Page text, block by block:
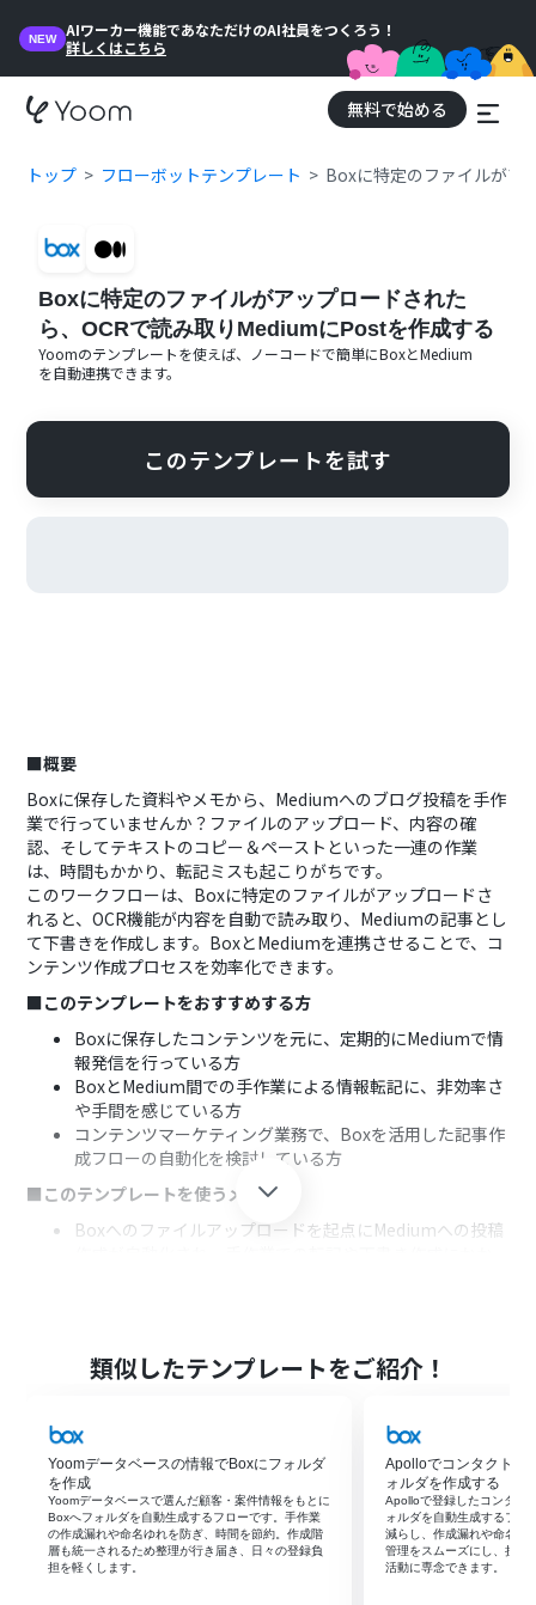
NEW
AIワーカー機能であなただけのAI社員をつくろう！
詳しくはこちら
無料で始める
トップ フローボットテンプレート Boxに特定のファイルがア
Boxに特定のファイルがアップロードされた
ら、OCRで読み取りMediumにPostを作成する
Yoomのテンプレートを使えば、ノーコードで簡単にBoxとMedium
を自動連携できます。
このテンプレートを試す
■概要
Boxに保存した資料やメモから、Mediumへのブログ投稿を手作
業で行っていませんか？ファイルのアップロード、内容の確
認、そしてテキストのコピー＆ペーストといった一連の作業
は、時間もかかり、転記ミスも起こりがちです。
このワークフローは、Boxに特定のファイルがアップロードさ
れると、OCR機能が内容を自動で読み取り、Mediumの記事とし
て下書きを作成します。BoxとMediumを連携させることで、コ
ンテンツ作成プロセスを効率化できます。
■このテンプレートをおすすめする方
Boxに保存したコンテンツを元に、定期的にMediumで情
報発信を行っている方
BoxとMedium間での手作業による情報転記に、非効率さ
や手間を感じている方
コンテンツマーケティング業務で、Boxを活用した記事作
成フローの自動化を検討している方
■このテンプレートを使うメリット
Boxへのファイルアップロードを起点にMediumへの投稿
■フローボットの流れ
はじめに、BoxとMediumをYoomと連携します。
トリガーでBoxを選択し、「フォルダにファイルがアップ
ロードされたら」アクションを設定します。
次に、オペレーションで分岐機能を設定し、特定の条件
（例：ファイル名など）に合致した場合のみ後続の処理
に進むよう設定します。
オペレーションでBoxの「ファイルをダウンロード」アク
類似したテンプレートをご紹介！
Yoomデータベースの情報でBoxにフォルダ
を作成
Yoomデータベースで選んだ顧客・案件情報をもとに
Boxへフォルダを自動生成するフローです。手作業
の作成漏れや命名ゆれを防ぎ、時間を節約。作成階
層も統一されるため整理が行き届き、日々の登録負
担を軽くします。
Apolloでコンタクトが
ォルダを作成する
Apolloで登録したコンタク
ォルダを自動生成するフロ
減らし、作成漏れや命名ミ
管理をスムーズにし、担当
活動に専念できます。